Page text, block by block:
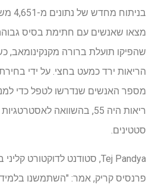
שהפיקו תועלת ברורה מקנקינומאב,
הריאות ירד כמעט בחצי. על ידי
מספר האנשים שנדרשו לטפל כדי
ריאות היה 55, בהשוואה
סטטינים.
פרנסיס קריק, אמר: "השתמשנו